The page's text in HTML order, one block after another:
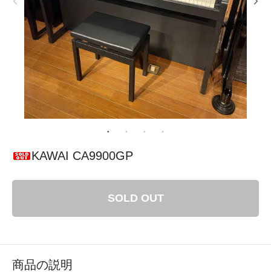
KAWAI CA9900GP
SOLD OUT
商品の説明